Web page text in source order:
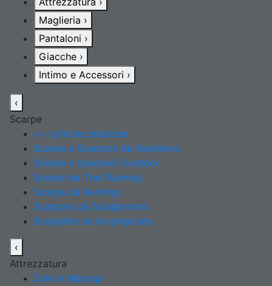
Maglieria ›
Pantaloni ›
Giacche ›
Intimo e Accessori ›
‹
Scarpe
>> tutte le calzature
Scarpe e Scarponi da Alpinismo
Scarpe e Scarponi Outdoor
Scarpe da Trail Running
Scarpe da Running
Scarponi da Scialpinismo
Scarpette da Arrampicata
‹
Attrezzatura
Zaini e Marsupi